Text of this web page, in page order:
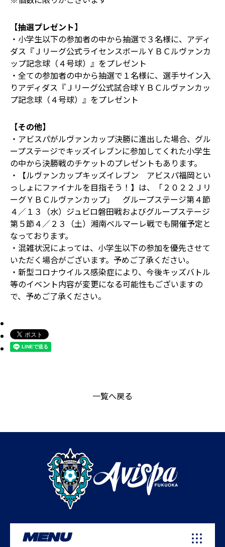
【抽選プレゼント】
・小学生以下の参加者の中から抽選で３名様に、アディ
ダス『Ｊリーグ公式ライセンスボールＹＢＣルヴァンカ
ップ記念球（４号球）』をプレゼント
・全ての参加者の中から抽選で１名様に、選手サイン入
りアディダス『Ｊリーグ公式試合球ＹＢＣルヴァンカッ
プ記念球（４号球）』をプレゼント
【その他】
・アビスパがルヴァンカップ決勝に進出した場合、グル
ープステージでキッズイレブンに参加してくれた小学生
の中から決勝戦のチケットのプレゼントもあります。
・【ルヴァンカップキッズイレブン アビスパ福岡とい
っしょにファイナルを目指そう！】は、「２０２２Ｊリ
ーグＹＢＣルヴァンカップ」 グループステージ第４節
４／１３（水）ジュビロ磐田戦およびグループステージ
第５節４／２３（土）湘南ベルマーレ戦でも開催予定と
なっております。
・混雑状況によっては、小学生以下の参加を優先させて
いただく場合がございます。予めご了承ください。
・新型コロナウイルス感染症により、今後キッズバトル
等のイベント内容が変更になる可能性もございますの
で、予めご了承ください。
一覧へ戻る
MENU